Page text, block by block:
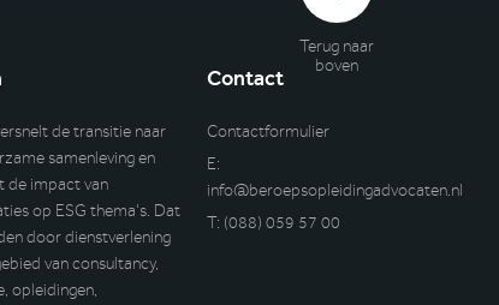
Terug naar
boven
de transitie naar
samenleving en
de impact van
op ESG thema’s. Dat
door dienstverlening
van consultancy,
opleidingen,
Contact
Contactformulier
E:
info@beroepsopleidingadvocaten.nl
T: (088) 059 57 00